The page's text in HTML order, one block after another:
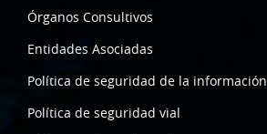
Órganos Consultivos
Entidades Asociadas
Política de seguridad de la información
Política de seguridad vial